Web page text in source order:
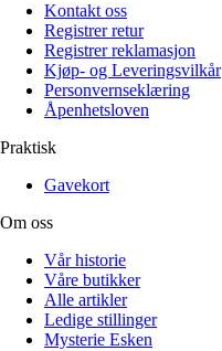
Kontakt oss
Registrer retur
Registrer reklamasjon
Kjøp- og Leveringsvilkår
Personvernseklæring
Åpenhetsloven
Praktisk
Gavekort
Om oss
Vår historie
Våre butikker
Alle artikler
Ledige stillinger
Mysterie Esken